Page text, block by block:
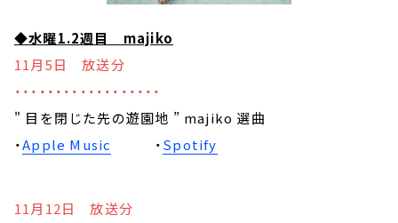
◆水曜1.2週目 majiko
11月5日 放送分
・・・・・・・・・・・・・・・・・・
" 目を閉じた先の遊園地 ” majiko 選曲
・Apple Music ・Spotify
11月12日 放送分